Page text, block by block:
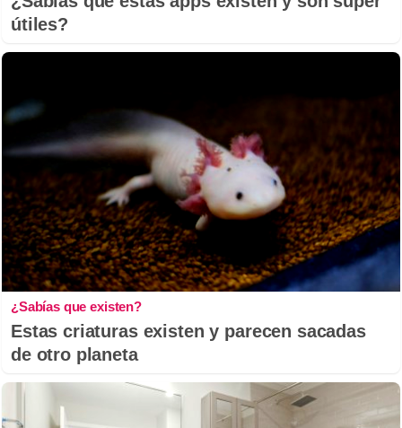
útiles?
¿Sabías que existen?
Estas criaturas existen y parecen sacadas
de otro planeta